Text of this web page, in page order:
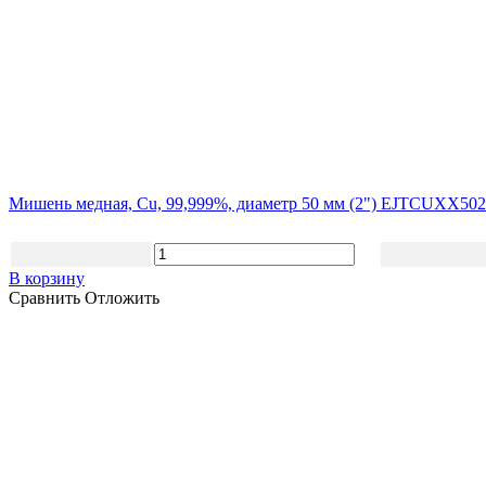
Мишень медная, Cu, 99,999%, диаметр 50 мм (2")
В корзину
Сравнить Отложить